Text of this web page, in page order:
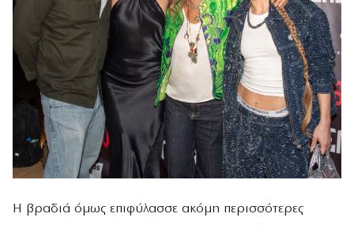
Η βραδιά όμως επιφύλασσε ακόμη περισσότερες